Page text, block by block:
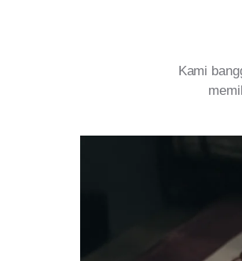
Kami